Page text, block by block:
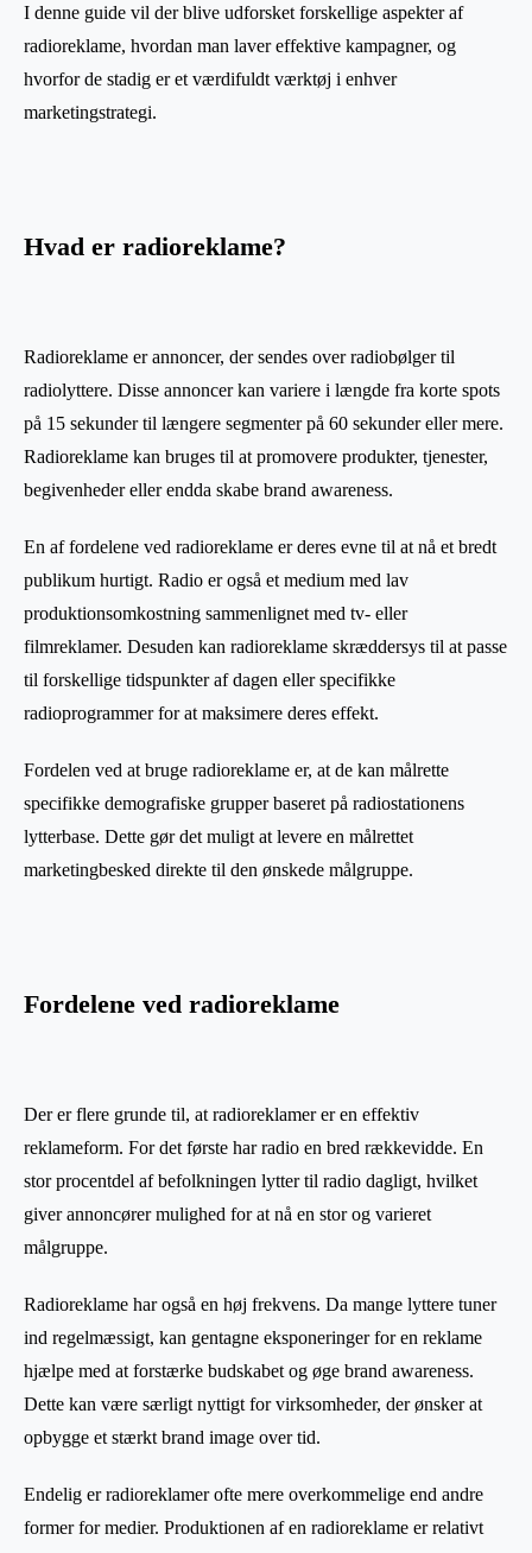
I denne guide vil der blive udforsket forskellige aspekter af
radioreklame, hvordan man laver effektive kampagner, og
hvorfor de stadig er et værdifuldt værktøj i enhver
marketingstrategi.
Hvad er radioreklame?
Radioreklame er annoncer, der sendes over radiobølger til
radiolyttere. Disse annoncer kan variere i længde fra korte spots
på 15 sekunder til længere segmenter på 60 sekunder eller mere.
Radioreklame kan bruges til at promovere produkter, tjenester,
begivenheder eller endda skabe brand awareness.
En af fordelene ved radioreklame er deres evne til at nå et bredt
publikum hurtigt. Radio er også et medium med lav
produktionsomkostning sammenlignet med tv- eller
filmreklamer. Desuden kan radioreklame skræddersys til at passe
til forskellige tidspunkter af dagen eller specifikke
radioprogrammer for at maksimere deres effekt.
Fordelen ved at bruge radioreklame er, at de kan målrette
specifikke demografiske grupper baseret på radiostationens
lytterbase. Dette gør det muligt at levere en målrettet
marketingbesked direkte til den ønskede målgruppe.
Fordelene ved radioreklame
Der er flere grunde til, at radioreklamer er en effektiv
reklameform. For det første har radio en bred rækkevidde. En
stor procentdel af befolkningen lytter til radio dagligt, hvilket
giver annoncører mulighed for at nå en stor og varieret
målgruppe.
Radioreklame har også en høj frekvens. Da mange lyttere tuner
ind regelmæssigt, kan gentagne eksponeringer for en reklame
hjælpe med at forstærke budskabet og øge brand awareness.
Dette kan være særligt nyttigt for virksomheder, der ønsker at
opbygge et stærkt brand image over tid.
Endelig er radioreklamer ofte mere overkommelige end andre
former for medier. Produktionen af en radioreklame er relativt